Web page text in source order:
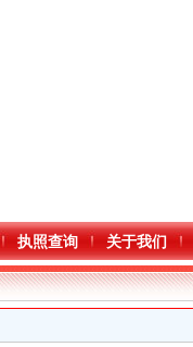
执照查询 关于我们